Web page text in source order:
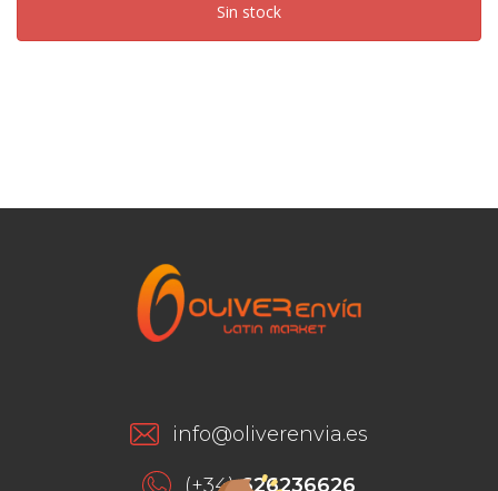
Sin stock
info@oliverenvia.es
(+34)626236626